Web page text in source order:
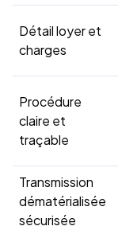
Détail loyer et
charges
Procédure
claire et
traçable
Transmission
dématérialisée
sécurisée